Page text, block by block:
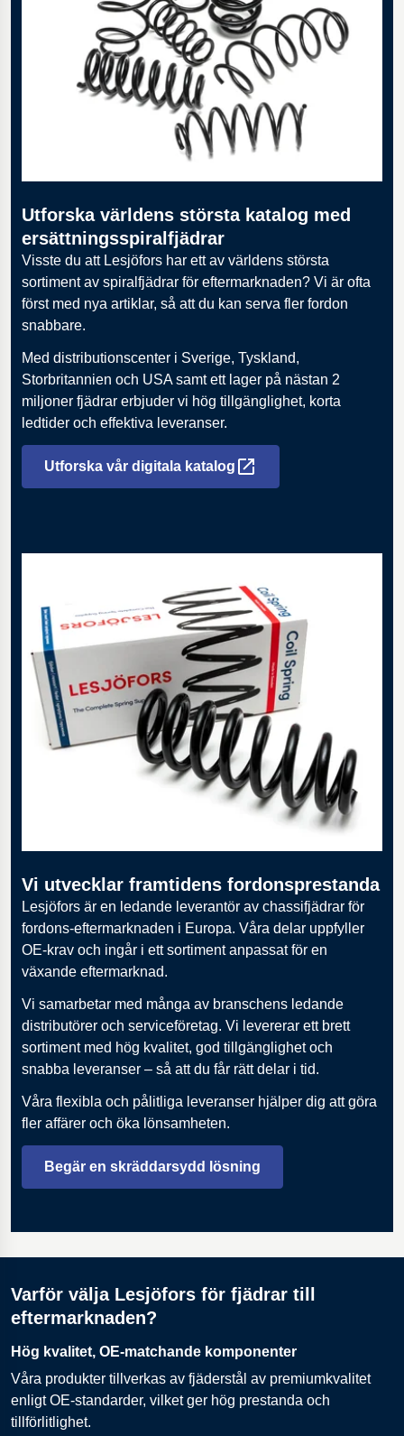
Utforska världens största katalog med
ersättningsspiralfjädrar
Visste du att Lesjöfors har ett av världens största
sortiment av spiralfjädrar för eftermarknaden? Vi är ofta
först med nya artiklar, så att du kan serva fler fordon
snabbare.
Med distributionscenter i Sverige, Tyskland,
Storbritannien och USA samt ett lager på nästan 2
miljoner fjädrar erbjuder vi hög tillgänglighet, korta
ledtider och effektiva leveranser.
Utforska vår digitala katalog
Vi utvecklar framtidens fordonsprestanda
Lesjöfors är en ledande leverantör av chassifjädrar för
fordons-eftermarknaden i Europa. Våra delar uppfyller
OE-krav och ingår i ett sortiment anpassat för en
växande eftermarknad.
Vi samarbetar med många av branschens ledande
distributörer och serviceföretag. Vi levererar ett brett
sortiment med hög kvalitet, god tillgänglighet och
snabba leveranser – så att du får rätt delar i tid.
Våra flexibla och pålitliga leveranser hjälper dig att göra
fler affärer och öka lönsamheten.
Begär en skräddarsydd lösning
Varför välja Lesjöfors för fjädrar till
eftermarknaden?
Hög kvalitet, OE-matchande komponenter
Våra produkter tillverkas av fjäderstål av premiumkvalitet
enligt OE-standarder, vilket ger hög prestanda och
tillförlitlighet.